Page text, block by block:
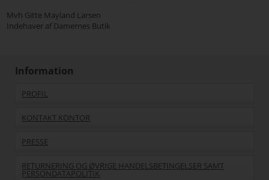
Mvh Gitte Mayland Larsen
Indehaver af Damernes Butik
Information
PROFIL
KONTAKT KONTOR
PRESSE
RETURNERING OG ØVRIGE HANDELSBETINGELSER SAMT
PERSONDATAPOLITIK